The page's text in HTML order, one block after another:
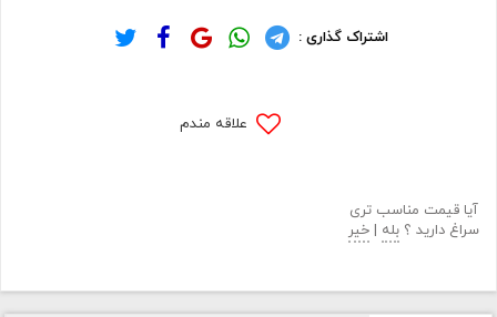
اشتراک گذاری :
علاقه مندم
آیا قیمت مناسب تری
سراغ دارید ؟ بله | خیر